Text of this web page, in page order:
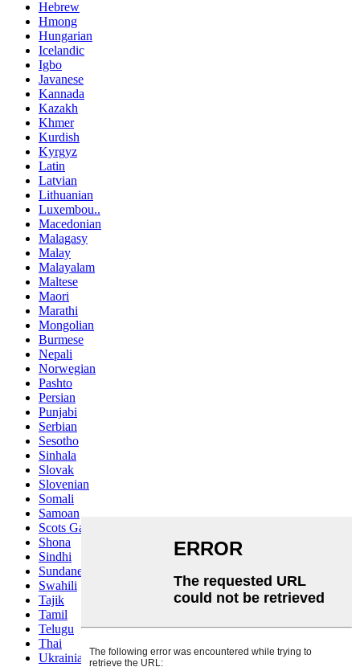
Hebrew
Hmong
Hungarian
Icelandic
Igbo
Javanese
Kannada
Kazakh
Khmer
Kurdish
Kyrgyz
Latin
Latvian
Lithuanian
Luxembou..
Macedonian
Malagasy
Malay
Malayalam
Maltese
Maori
Marathi
Mongolian
Burmese
Nepali
Norwegian
Pashto
Persian
Punjabi
Serbian
Sesotho
Sinhala
Slovak
Slovenian
Somali
Samoan
Scots Gaelic
Shona
Sindhi
Sundanese
Swahili
Tajik
Tamil
Telugu
Thai
Ukrainian